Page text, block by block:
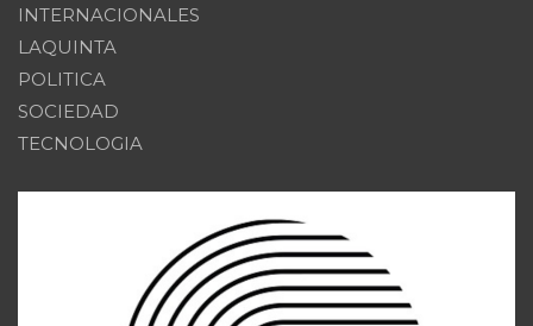
INTERNACIONALES
LAQUINTA
POLITICA
SOCIEDAD
TECNOLOGIA